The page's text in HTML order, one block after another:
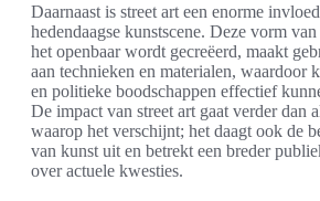
Daarnaast is street art een enorme
hedendaagse kunstscene. Deze vorm
het openbaar wordt gecreëerd, maakt
aan technieken en materialen, waardoor
en politieke boodschappen effectief
De impact van street art gaat verder dan
waarop het verschijnt; het daagt ook de
van kunst uit en betrekt een breder
over actuele kwesties.